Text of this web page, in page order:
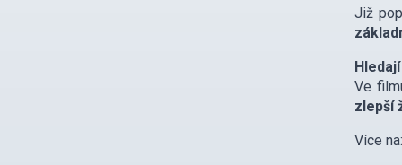
Již
Ve
zlepší
Více